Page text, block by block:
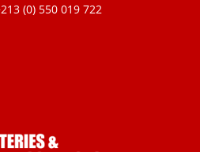
(0) 550 019 722